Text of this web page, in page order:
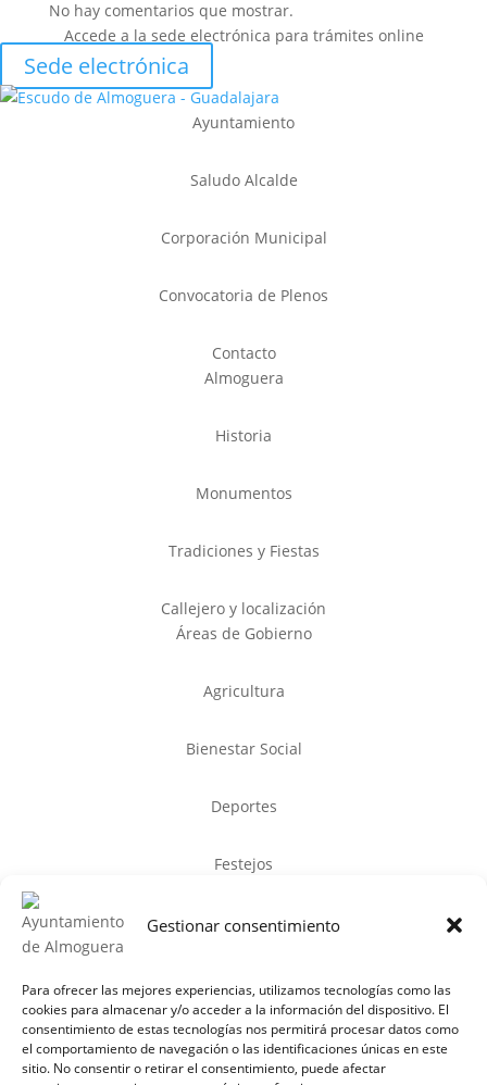
Gestionar consentimiento
Para ofrecer las mejores experiencias, utilizamos tecnologías como las
cookies para almacenar y/o acceder a la información del dispositivo. El
consentimiento de estas tecnologías nos permitirá procesar datos como
el comportamiento de navegación o las identificaciones únicas en este
sitio. No consentir o retirar el consentimiento, puede afectar
No hay comentarios que mostrar.
Accede a la sede electrónica para trámites online
Sede electrónica
Ayuntamiento
Saludo Alcalde
Corporación Municipal
Convocatoria de Plenos
Contacto
Almoguera
Historia
Monumentos
Tradiciones y Fiestas
Callejero y localización
Áreas de Gobierno
Agricultura
Bienestar Social
Deportes
Festejos
Mayores
Plaza de España, 1. Almoguera (19115), Guadalajara.
Teléfono:949 38 00 01